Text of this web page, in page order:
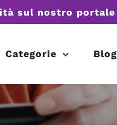
sul nostro portale
Categorie Blog